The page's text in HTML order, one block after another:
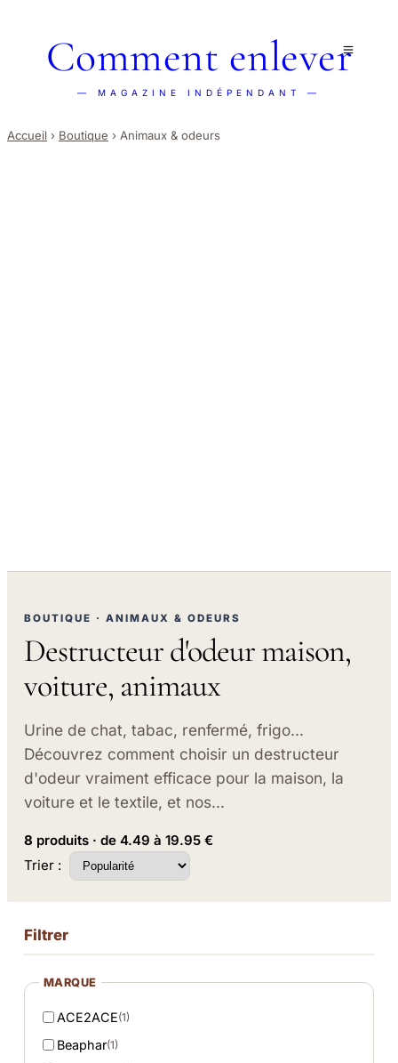
Comment enlever
— MAGAZINE INDÉPENDANT —
Accueil › Boutique › Animaux & odeurs
BOUTIQUE · ANIMAUX & ODEURS
Destructeur d'odeur maison,
voiture, animaux
Urine de chat, tabac, renfermé, frigo…
Découvrez comment choisir un destructeur
d'odeur vraiment efficace pour la maison, la
voiture et le textile, et nos…
8 produits · de 4.49 à 19.95 €
Trier :
Filtrer
MARQUE
ACE2ACE(1)
Beaphar(1)